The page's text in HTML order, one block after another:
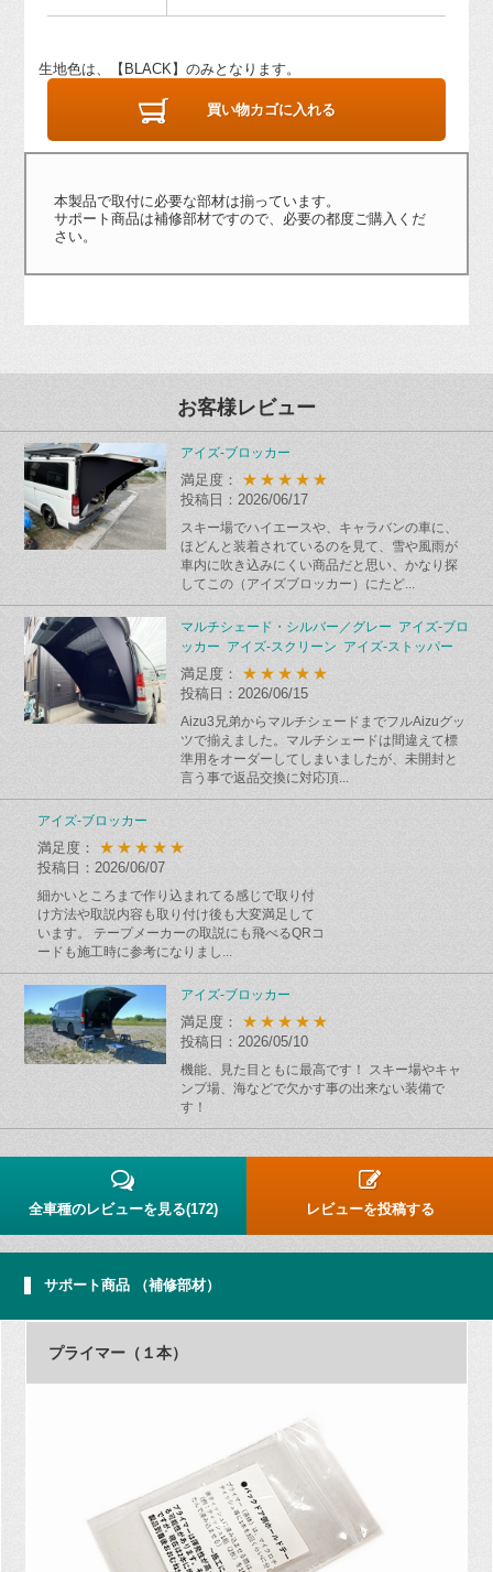
生地色は、【BLACK】のみとなります。
買い物カゴに入れる
本製品で取付に必要な部材は揃っています。
サポート商品は補修部材ですので、必要の都度ご購入くだ
さい。
お客様レビュー
アイズ-ブロッカー
満足度： ★★★★★
投稿日：2026/06/17
スキー場でハイエースや、キャラバンの車に、
ほどんと装着されているのを見て、雪や風雨が
車内に吹き込みにくい商品だと思い、かなり探
してこの（アイズブロッカー）にたど...
マルチシェード・シルバー／グレー アイズ-ブロ
ッカー アイズ-スクリーン アイズ-ストッパー
満足度： ★★★★★
投稿日：2026/06/15
Aizu3兄弟からマルチシェードまでフルAizuグッ
ツで揃えました。マルチシェードは間違えて標
準用をオーダーしてしまいましたが、未開封と
言う事で返品交換に対応頂...
アイズ-ブロッカー
満足度： ★★★★★
投稿日：2026/06/07
細かいところまで作り込まれてる感じで取り付
け方法や取説内容も取り付け後も大変満足して
います。 テープメーカーの取説にも飛べるQRコ
ードも施工時に参考になりまし...
アイズ-ブロッカー
満足度： ★★★★★
投稿日：2026/05/10
機能、見た目ともに最高です！ スキー場やキャ
ンプ場、海などで欠かす事の出来ない装備で
す！
全車種のレビューを見る(172) レビューを投稿する
サポート商品 （補修部材）
プライマー（１本）